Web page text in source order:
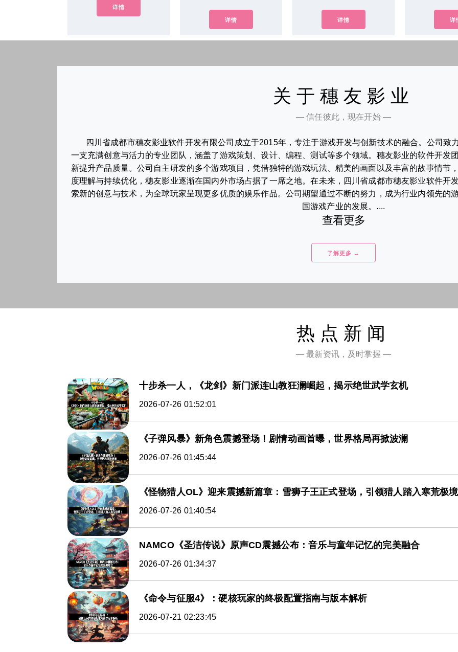
详情
详情 详情 详
关于穗友影业
— 信任彼此，现在开始 —
四川省成都市穗友影业软件开发有限公司成立于2015年，专注于游戏开发与创新技术的融合。公司致
一支充满创意与活力的专业团队，涵盖了游戏策划、设计、编程、测试等多个领域。穗友影业的软件开发
新提升产品质量。公司自主研发的多个游戏项目，凭借独特的游戏玩法、精美的画面以及丰富的故事情节
度理解与持续优化，穗友影业逐渐在国内外市场占据了一席之地。在未来，四川省成都市穗友影业软件开
索新的创意与技术，为全球玩家呈现更多优质的娱乐作品。公司期望通过不断的努力，成为行业内领先的
国游戏产业的发展。....
查看更多
了解更多 →
热点新闻
— 最新资讯，及时掌握 —
十步杀一人，《龙剑》新门派连山教狂澜崛起，揭示绝世武学玄机
2026-07-26 01:52:01
《子弹风暴》新角色震撼登场！剧情动画首曝，世界格局再掀波澜
2026-07-26 01:45:44
《怪物猎人OL》迎来震撼新篇章：雪狮子王正式登场，引领猎人踏入寒荒极
2026-07-26 01:40:54
NAMCO《圣洁传说》原声CD震撼公布：音乐与童年记忆的完美融合
2026-07-26 01:34:37
《命令与征服4》：硬核玩家的终极配置指南与版本解析
2026-07-21 02:23:45